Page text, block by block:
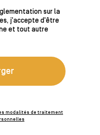
sur la
j'accepte d'être
et tout autre
modalités de traitement
données personnelles